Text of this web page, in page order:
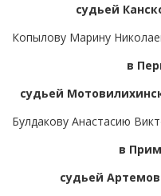
судьей
Копылову Марину
в
судьей
Булдакову Анастасию
в
судьей